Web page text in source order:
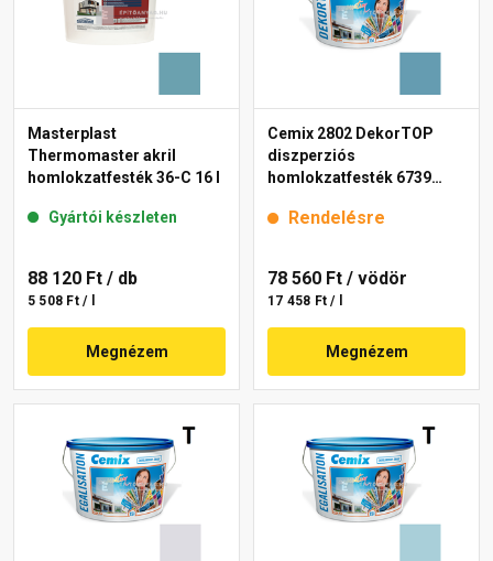
Masterplast
Thermomaster akril
homlokzatfesték 36-C 16 l
Gyártói készleten
88 120 Ft / db
5 508 Ft / l
Megnézem
Cemix 2802 DekorTOP
diszperziós
homlokzatfesték 6739
Rendelésre
78 560 Ft / vödör
17 458 Ft / l
Megnézem